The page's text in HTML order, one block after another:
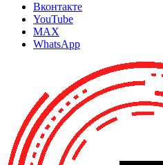
Вконтакте
YouTube
MAX
WhatsApp